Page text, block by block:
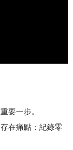
要一步。
在痛點：紀錄零